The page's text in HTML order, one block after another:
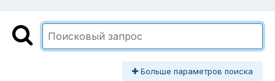
Больше параметров поиска